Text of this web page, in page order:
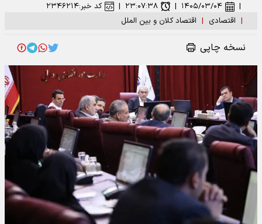
| اقتصادی | اقتصاد کلان و بین الملل
| ۱۴۰۵/۰۳/۰۴ | ۲۳:۰۷:۳۸ | کد خبر:۲۳۴۶۲۱۴
نسخه چاپی